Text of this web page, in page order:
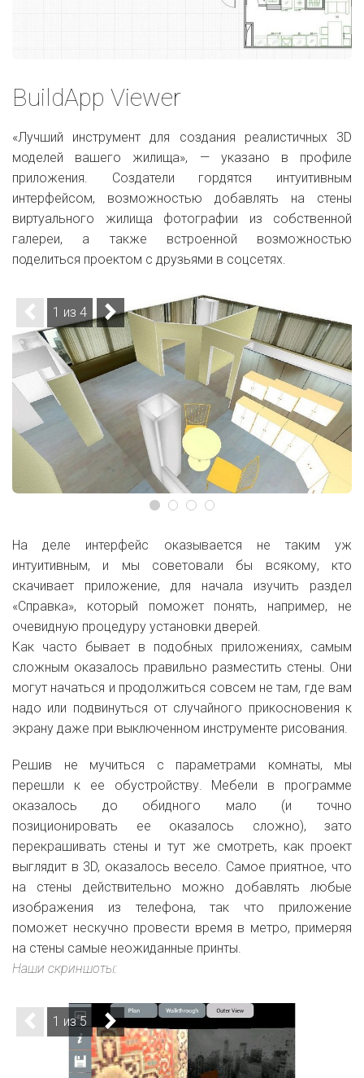
BuildApp Viewer
«Лучший инструмент для создания реалистичных 3D
моделей вашего жилища», — указано в профиле
приложения. Создатели гордятся интуитивным
интерфейсом, возможностью добавлять на стены
виртуального жилища фотографии из собственной
галереи, а также встроенной возможностью
поделиться проектом с друзьями в соцсетях.
1 из 4
На деле интерфейс оказывается не таким уж
интуитивным, и мы советовали бы всякому, кто
скачивает приложение, для начала изучить раздел
«Справка», который поможет понять, например, не
очевидную процедуру установки дверей.
Как часто бывает в подобных приложениях, самым
сложным оказалось правильно разместить стены. Они
могут начаться и продолжиться совсем не там, где вам
надо или подвинуться от случайного прикосновения к
экрану даже при выключенном инструменте рисования.
Решив не мучиться с параметрами комнаты, мы
перешли к ее обустройству. Мебели в программе
оказалось до обидного мало (и точно
позиционировать ее оказалось сложно), зато
перекрашивать стены и тут же смотреть, как проект
выглядит в 3D, оказалось весело. Самое приятное, что
на стены действительно можно добавлять любые
изображения из телефона, так что приложение
поможет нескучно провести время в метро, примеряя
на стены самые неожиданные принты.
Наши скриншоты:
1 из 5